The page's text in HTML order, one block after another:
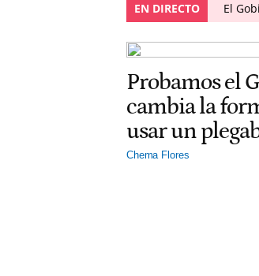
EN DIRECTO El
Probamos el
cambia la
usar un
Chema Flores